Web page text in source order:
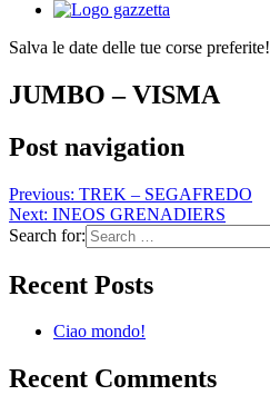
Salva le date delle tue corse preferite!
JUMBO – VISMA
Post navigation
Previous: TREK – SEGAFREDO
Next: INEOS GRENADIERS
Search for:
Recent Posts
Ciao mondo!
Recent Comments